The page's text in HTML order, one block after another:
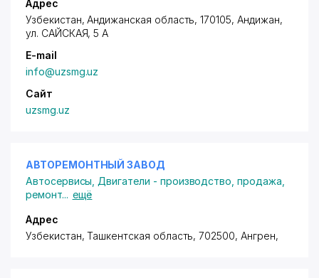
Адрес
Узбекистан, Андижанская область, 170105, Андижан,
ул. САЙСКАЯ, 5 А
E-mail
info@uzsmg.uz
Сайт
uzsmg.uz
АВТОРЕМОНТНЫЙ ЗАВОД
Автосервисы Двигатели - производство, продажа,
ремонт... ещё
Адрес
Узбекистан, Ташкентская область, 702500, Ангрен,